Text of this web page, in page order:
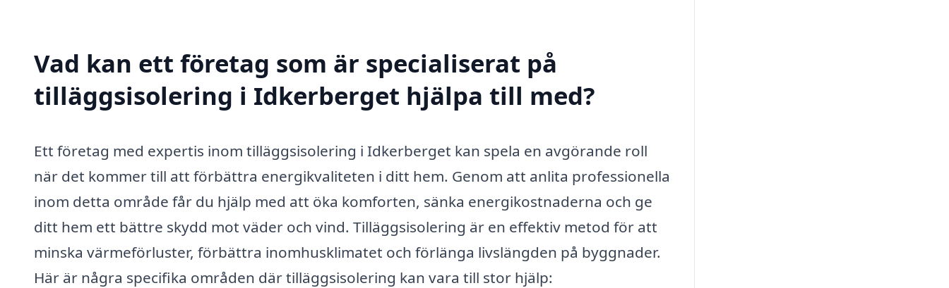
Vad kan ett företag som är specialiserat på
tilläggsisolering i Idkerberget hjälpa till med?
Ett företag med expertis inom tilläggsisolering i Idkerberget kan spela en avgörande roll
när det kommer till att förbättra energikvaliteten i ditt hem. Genom att anlita professionella
inom detta område får du hjälp med att öka komforten, sänka energikostnaderna och ge
ditt hem ett bättre skydd mot väder och vind. Tilläggsisolering är en effektiv metod för att
minska värmeförluster, förbättra inomhusklimatet och förlänga livslängden på byggnader.
Här är några specifika områden där tilläggsisolering kan vara till stor hjälp: